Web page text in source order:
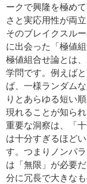
ークで興隆を極め
さと実応用性が両
そのブレイクスル
に出会った「極値組
極値組合せ論とは
学問です。例えば
ば、一様ランダム
りとあらゆる短い
現れることが知ら
重要な洞察は、「
は十分すぎるほど
す。つまりノンパ
は「無限」が必要
分に冗長で大きな